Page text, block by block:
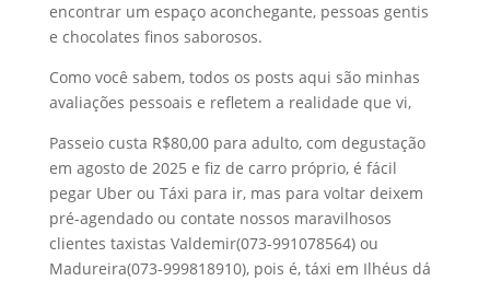
encontrar um espaço aconchegante, pessoas gentis
e chocolates finos saborosos.
Como você sabem, todos os posts aqui são minhas
avaliações pessoais e refletem a realidade que vi,
Passeio custa R$80,00 para adulto, com degustação
em agosto de 2025 e fiz de carro próprio, é fácil
pegar Uber ou Táxi para ir, mas para voltar deixem
pré-agendado ou contate nossos maravilhosos
clientes taxistas Valdemir(073-991078564) ou
Madureira(073-999818910), pois é, táxi em Ilhéus dá